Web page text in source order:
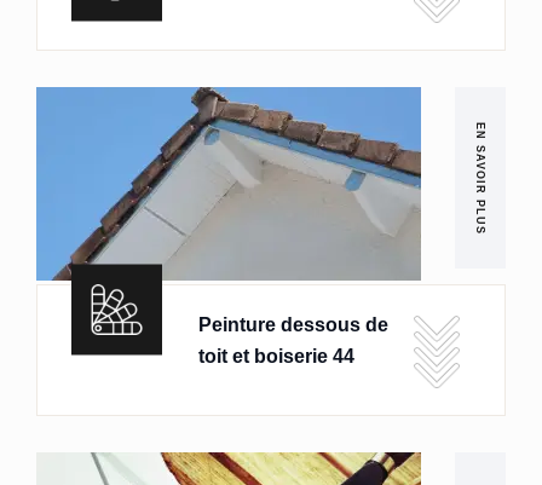
EN SAVOIR PLUS
Peinture dessous de
toit et boiserie 44